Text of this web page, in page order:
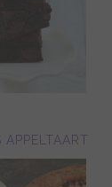
APPELTAART